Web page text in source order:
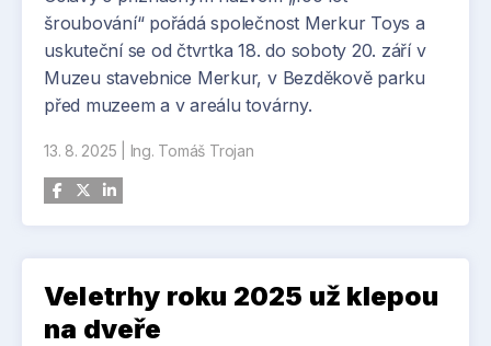
tratích: Klíčový posun v bezpečnosti železnice
V prvním pololetí 2025 byl systém ETCS uveden
do běžného provozu na stovkách kilometrů
hlavních tratí. Tento krok výrazně zvyšuje
bezpečnost a interoperabilitu dopravy a
představuje důležitý milník na cestě k autonomní
železnici v souladu s evropskými standardy.
Aplikace u koncových uživatelů – průmyslové
případové studie ilustrující reálný přínos a
potenciál
šroubování“ pořádá společnost Merkur Toys a
uskuteční se od čtvrtka 18. do soboty 20. září v
Muzeu stavebnice Merkur, v Bezděkově parku
před muzeem a v areálu továrny.
13. 8. 2025 Ing. Tomáš Trojan
Veletrhy roku 2025 už klepou
na dveře